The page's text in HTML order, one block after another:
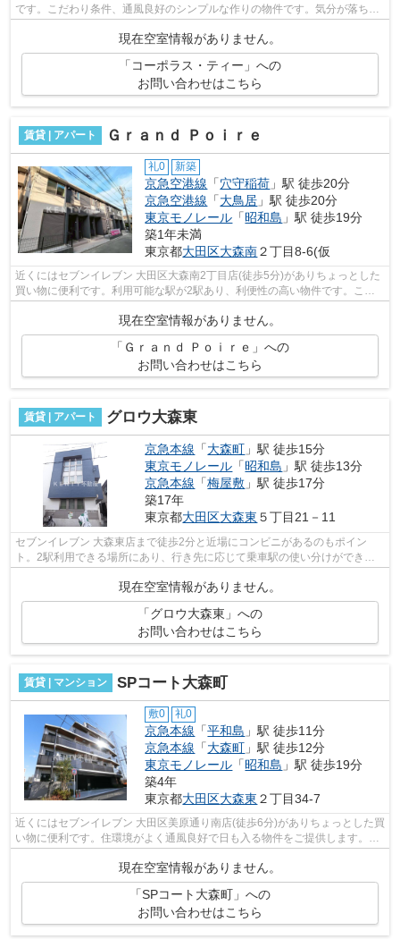
です。こだわり条件、通風良好のシンプルな作りの物件です。気分が落ちた
現在空室情報がありません。
「コーポラス・ティー」への
お問い合わせはこちら
賃貸 | アパート Ｇｒａｎｄ Ｐｏｉｒｅ
礼0 新築
京急空港線 「穴守稲荷 」駅 徒歩20分
京急空港線 「大鳥居 」駅 徒歩20分
東京モノレール 「昭和島 」駅 徒歩19分
築1年未満
東京都大田区大森南２丁目8-6(仮
近くにはセブンイレブン 大田区大森南2丁目店(徒歩5分)がありちょっとした
買い物に便利です。利用可能な駅が2駅あり、利便性の高い物件です。こち
現在空室情報がありません。
「Ｇｒａｎｄ Ｐｏｉｒｅ」への
お問い合わせはこちら
賃貸 | アパート グロウ大森東
京急本線 「大森町 」駅 徒歩15分
東京モノレール 「昭和島 」駅 徒歩13分
京急本線 「梅屋敷 」駅 徒歩17分
築17年
東京都大田区大森東 ５丁目21－11
セブンイレブン 大森東店まで徒歩2分と近場にコンビニがあるのもポイン
ト。2駅利用できる場所にあり、行き先に応じて乗車駅の使い分けができま
す。駅まで歩いて15分ほどの、魅力的な立...
現在空室情報がありません。
「グロウ大森東」への
お問い合わせはこちら
賃貸 | マンション SPコート大森町
敷0 礼0
京急本線 「平和島 」駅 徒歩11分
京急本線 「大森町 」駅 徒歩12分
東京モノレール 「昭和島 」駅 徒歩19分
築4年
東京都大田区大森東 ２丁目34-7
近くにはセブンイレブン 大田区美原通り南店(徒歩6分)がありちょっとした買
い物に便利です。住環境がよく通風良好で日も入る物件をご提供します。駅
現在空室情報がありません。
「SPコート大森町」への
お問い合わせはこちら